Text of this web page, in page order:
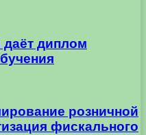
даёт диплом
розничной
фискального